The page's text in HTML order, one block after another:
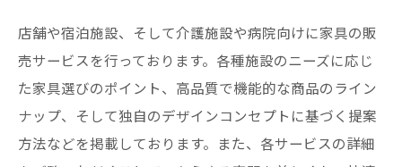
店舗や宿泊施設、そして介護施設や病院向けに家具の販
売サービスを行っております。各種施設のニーズに応じ
た家具選びのポイント、高品質で機能的な商品のライン
ナップ、そして独自のデザインコンセプトに基づく提案
方法などを掲載しております。また、各サービスの詳細